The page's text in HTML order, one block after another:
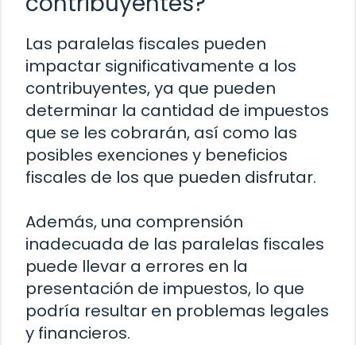
Las paralelas fiscales pueden
impactar significativamente a los
contribuyentes, ya que pueden
determinar la cantidad de impuestos
que se les cobrarán, así como las
posibles exenciones y beneficios
fiscales de los que pueden disfrutar.
Además, una comprensión
inadecuada de las paralelas fiscales
puede llevar a errores en la
presentación de impuestos, lo que
podría resultar en problemas legales
y financieros.